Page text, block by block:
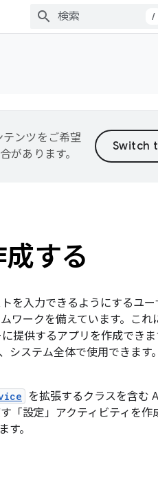
/
ンツをご希望
があります。
する
を入力できるようにするユ
ワークを備えています。これ
提供するアプリを作成できま
システム全体で使用できます
を拡張するクラスを含む
「設定」アクティビティを作
。